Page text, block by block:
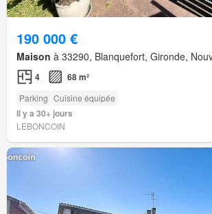
190 000 €
Maison à 33290, Blanquefort, Gironde,
4 68 m²
Parking Cuisine équipée
Il y a 30+ jours
LEBONCOIN